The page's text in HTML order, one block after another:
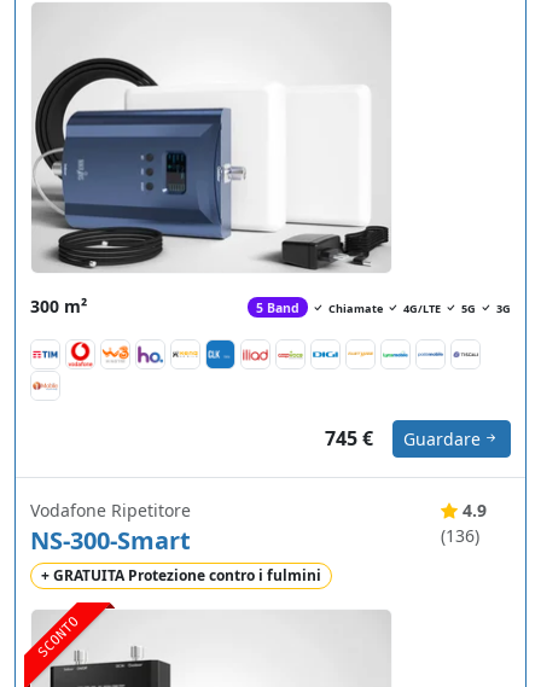
300 m² 5 Band Chiamate 4G/LTE 5G 3G
745 € Guardare
SCONTO
Vodafone Ripetitore
NS-300-Smart
+ GRATUITA Protezione contro i fulmini
4.9
(136)